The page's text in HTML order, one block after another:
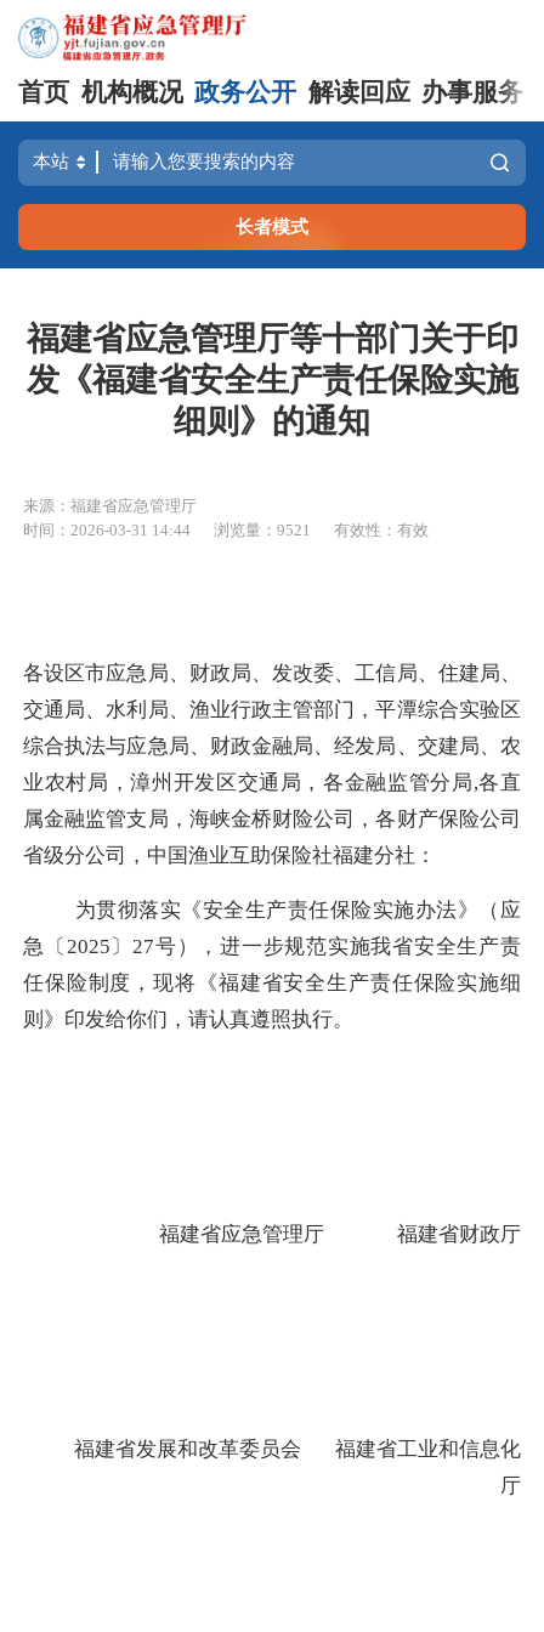
首页 机构概况 政务公开 解读回应 办事服务
长者模式
福建省应急管理厅等十部门关于印
发《福建省安全生产责任保险实施
细则》的通知
来源：福建省应急管理厅
时间：2026-03-31 14:44
浏览量：9521 有效性：有效
各设区市应急局、财政局、发改委、工信局、住建局、
交通局、水利局、渔业行政主管部门，平潭综合实验区
综合执法与应急局、财政金融局、经发局、交建局、农
业农村局，漳州开发区交通局，各金融监管分局,各直
属金融监管支局，海峡金桥财险公司，各财产保险公司
省级分公司，中国渔业互助保险社福建分社 ：
为贯彻落实《安全生产责任保险实施办法》
（应
急
〔 2025〕27号），进一步规范实施我省安全生产责
任保险制度，现将 《福建省安全生产责任保险实施细
则》印发给你们，请认真遵照执行。
福建省应急管理厅 福建省财政厅
福建省发展和改革委员会 福建省工业和信息化
厅